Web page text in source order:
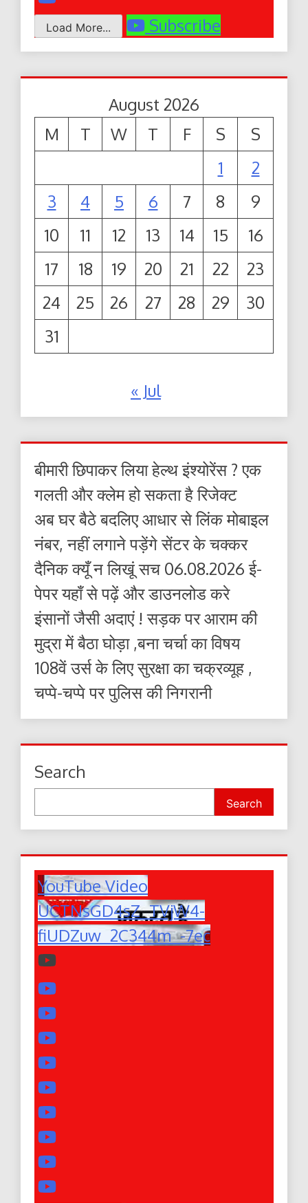
Load More... Subscribe
August 2026
M
T W T F S
S
1
2
3
4 5 6 7 8
9
10
11 12 13 14 15
16
17
18 19 20 21 22
23
24
25 26 27 28 29
30
31
« Jul
बीमारी छिपाकर लिया हेल्थ इंश्योरेंस ? एक
गलती और क्लेम हो सकता है रिजेक्ट
अब घर बैठे बदलिए आधार से लिंक मोबाइल
नंबर, नहीं लगाने पड़ेंगे सेंटर के चक्कर
दैनिक क्यूँ न लिखूं सच 06.08.2026 ई-
पेपर यहाँ से पढ़ें और डाउनलोड करे
इंसानों जैसी अदाएं ! सड़क पर आराम की
मुद्रा में बैठा घोड़ा ,बना चर्चा का विषय
108वें उर्स के लिए सुरक्षा का चक्रव्यूह ,
चप्पे-चप्पे पर पुलिस की निगरानी
Search
Search
YouTube Video
UCTNsGD4sZ_TVjW4-
fiUDZuw_2C344m_-7ec